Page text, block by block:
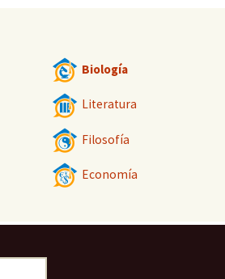
Biología
Literatura
Filosofía
Economía